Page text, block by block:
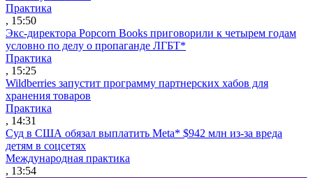
Практика
, 15:50
Экс-директора Popcorn Books приговорили к четырем годам
условно по делу о пропаганде ЛГБТ*
Практика
, 15:25
Wildberries запустит программу партнерских хабов для
хранения товаров
Практика
, 14:31
Суд в США обязал выплатить Meta* $942 млн из-за вреда
детям в соцсетях
Международная практика
, 13:54